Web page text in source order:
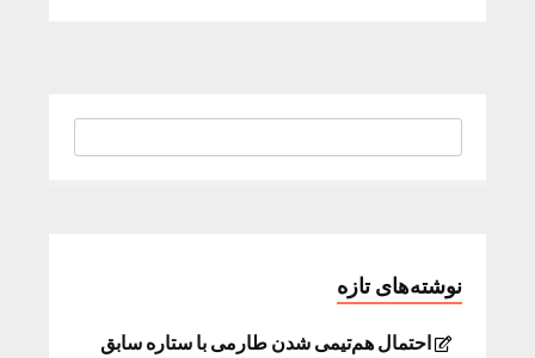
نوشته‌های تازه
احتمال هم‌تیمی شدن طارمی با ستاره سابق